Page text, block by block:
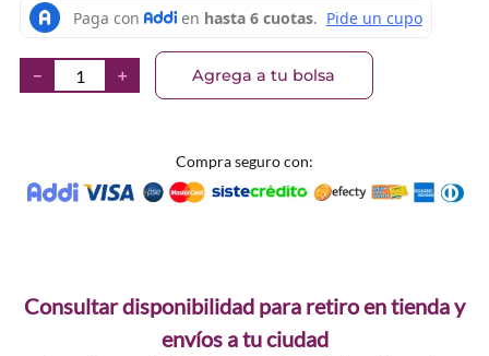
＋
－ Agrega a tu bolsa
Compra seguro con:
Consultar disponibilidad para retiro en tienda y
envíos a tu ciudad